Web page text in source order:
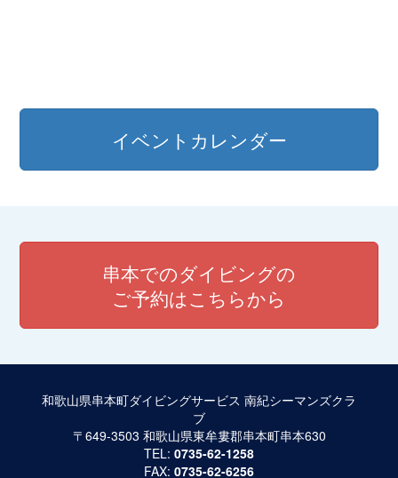
イベントカレンダー
串本でのダイビングの
ご予約はこちらから
和歌山県串本町ダイビングサービス 南紀シーマンズクラ
ブ
〒649-3503 和歌山県東牟婁郡串本町串本630
TEL: 0735-62-1258
FAX: 0735-62-6256